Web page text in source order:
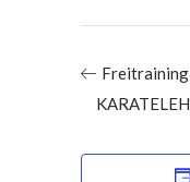
Freitraining